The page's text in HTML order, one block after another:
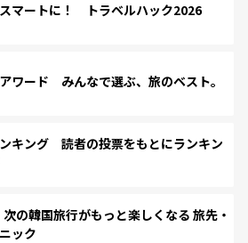
マートに！ トラベルハック2026
ワード みんなで選ぶ、旅のベスト。
キング 読者の投票をもとにランキン
の韓国旅行がもっと楽しくなる 旅先・
ック